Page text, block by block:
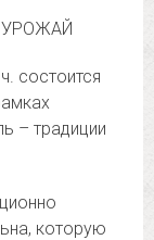
УРОЖАЙ
состоится
– традиции
которую